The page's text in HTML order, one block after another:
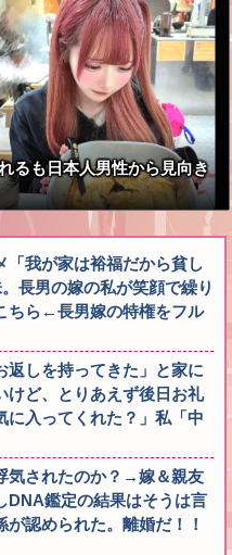
るも日本人男性から見向き
「我が家は裕福だから貧し
長男の嫁の私が笑顔で繰り
ちら←長男嫁の特権をフル
返しを持ってきた」と家に
けど、とりあえず後日お礼
に入ってくれた？」私「中
気されたのか？→嫁＆親友
DNA鑑定の結果はそうは言
認められた。離婚だ！！